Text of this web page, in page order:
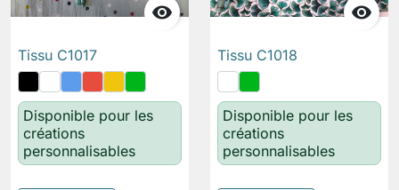

Tissu C1017
Disponible pour les
créations
personnalisables

Tissu C1018
Disponible pour les
créations
personnalisables